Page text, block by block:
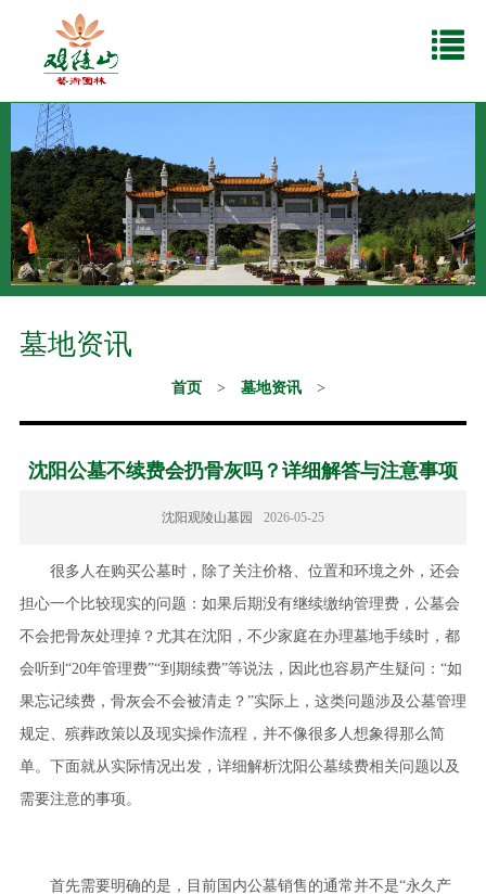
墓地资讯
首页 > 墓地资讯 >
沈阳公墓不续费会扔骨灰吗？详细解答与注意事项
沈阳观陵山墓园 2026-05-25
很多人在购买公墓时，除了关注价格、位置和环境之外，还会
担心一个比较现实的问题：如果后期没有继续缴纳管理费，公墓会
不会把骨灰处理掉？尤其在沈阳，不少家庭在办理墓地手续时，都
会听到“20年管理费”“到期续费”等说法，因此也容易产生疑问：“如
果忘记续费，骨灰会不会被清走？”实际上，这类问题涉及公墓管理
规定、殡葬政策以及现实操作流程，并不像很多人想象得那么简
单。下面就从实际情况出发，详细解析沈阳公墓续费相关问题以及
需要注意的事项。
首先需要明确的是，目前国内公墓销售的通常并不是“永久产